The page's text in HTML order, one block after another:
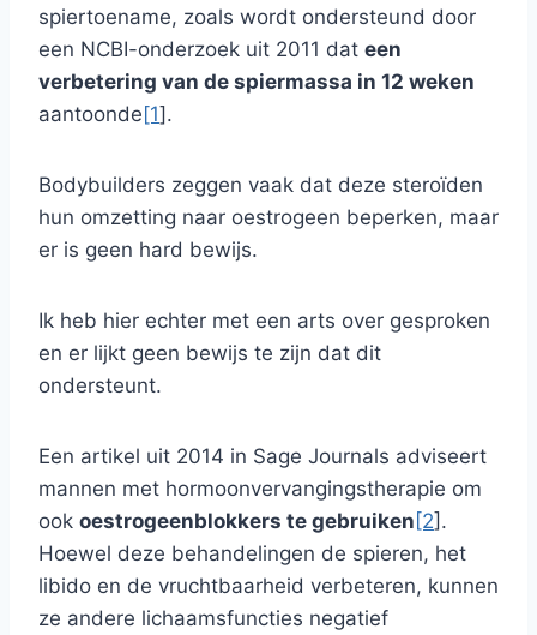
spiertoename, zoals wordt ondersteund door
een NCBI-onderzoek uit 2011 dat een
verbetering van de spiermassa in 12 weken
aantoonde[1].
Bodybuilders zeggen vaak dat deze steroïden
hun omzetting naar oestrogeen beperken, maar
er is geen hard bewijs.
Ik heb hier echter met een arts over gesproken
en er lijkt geen bewijs te zijn dat dit
ondersteunt.
Een artikel uit 2014 in Sage Journals adviseert
mannen met hormoonvervangingstherapie om
ook oestrogeenblokkers te gebruiken [2].
Hoewel deze behandelingen de spieren, het
libido en de vruchtbaarheid verbeteren, kunnen
ze andere lichaamsfuncties negatief